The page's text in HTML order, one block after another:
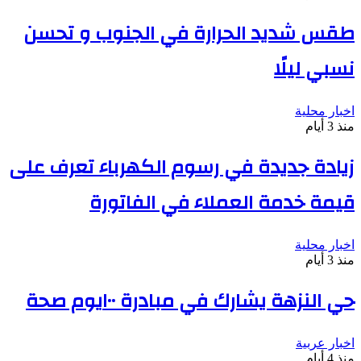
طقس شديد الحرارة في الجنوب و تحسن
نسبي ليلًا
اخبار محلية
منذ 3 أيام
زيادة جديدة في رسوم الكهرباء تعرف على
قيمة خدمة العملاء في الفاتورة
اخبار محلية
منذ 3 أيام
حي النزهة يشارك في مبادرة ١٠٠يوم صحة
اخبار عربية
منذ 4 أيام